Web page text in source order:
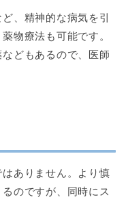
、精神的な病気を引
物療法も可能です。
どもあるので、医師
ありません。より慎
のですが、同時にス